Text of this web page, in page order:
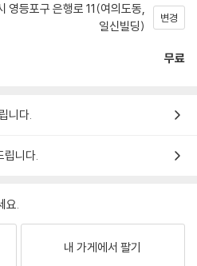
영등포구 은행로 11(여의도동,
일신빌딩)
변경
무료
니다.
립니다.
요.
내 가게에서 팔기